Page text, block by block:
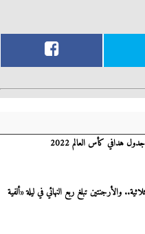
هدافي كأس العالم 2022
والأرجنتين تبلغ ربع النهائي في ليلة «ألفية